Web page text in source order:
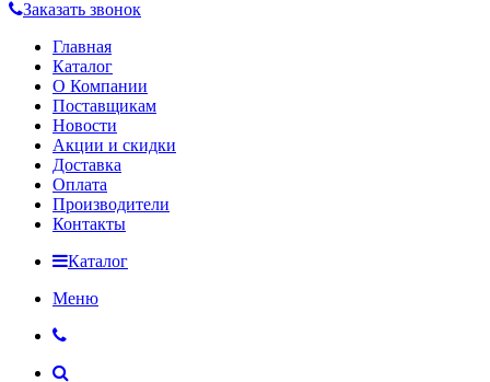
Заказать звонок
Главная
Каталог
О Компании
Поставщикам
Новости
Акции и скидки
Доставка
Оплата
Производители
Контакты
Каталог
Меню